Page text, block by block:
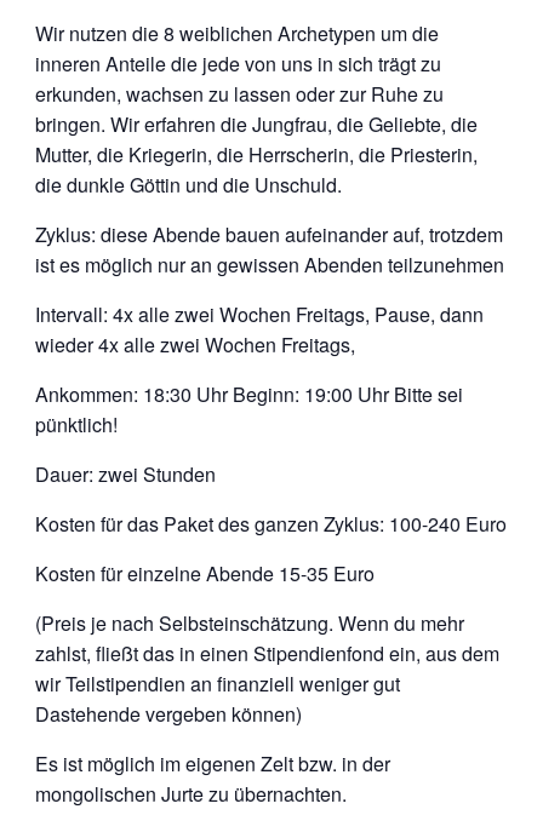
Wir nutzen die 8 weiblichen Archetypen um die
inneren Anteile die jede von uns in sich trägt zu
erkunden, wachsen zu lassen oder zur Ruhe zu
bringen. Wir erfahren die Jungfrau, die Geliebte, die
Mutter, die Kriegerin, die Herrscherin, die Priesterin,
die dunkle Göttin und die Unschuld.
Zyklus: diese Abende bauen aufeinander auf, trotzdem
ist es möglich nur an gewissen Abenden teilzunehmen
Intervall: 4x alle zwei Wochen Freitags, Pause, dann
wieder 4x alle zwei Wochen Freitags,
Ankommen: 18:30 Uhr Beginn: 19:00 Uhr Bitte sei
pünktlich!
Dauer: zwei Stunden
Kosten für das Paket des ganzen Zyklus: 100-240 Euro
Kosten für einzelne Abende 15-35 Euro
(Preis je nach Selbsteinschätzung. Wenn du mehr
zahlst, fließt das in einen Stipendienfond ein, aus dem
wir Teilstipendien an finanziell weniger gut
Dastehende vergeben können)
Es ist möglich im eigenen Zelt bzw. in der
mongolischen Jurte zu übernachten.